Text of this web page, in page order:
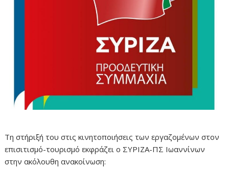
Τη στήριξή του στις κινητοποιήσεις των εργαζομένων στον
επισιτισμό-τουρισμό εκφράζει ο ΣΥΡΙΖΑ-ΠΣ Ιωαννίνων
στην ακόλουθη ανακοίνωση: